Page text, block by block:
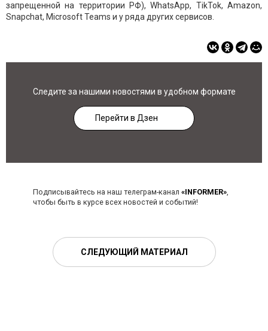
запрещенной на территории РФ), WhatsApp, TikTok, Amazon,
Snapchat, Microsoft Teams и у ряда других сервисов.
Следите за нашими новостями в удобном формате
Перейти в Дзен
Подписывайтесь на наш телеграм-канал «INFORMER»,
чтобы быть в курсе всех новостей и событий!
СЛЕДУЮЩИЙ МАТЕРИАЛ